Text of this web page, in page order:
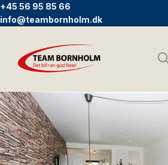
+45 56 95 85 66
info@teambornholm.dk